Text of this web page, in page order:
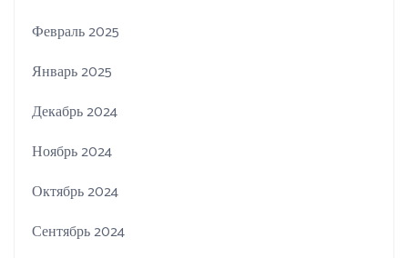
Февраль 2025
Январь 2025
Декабрь 2024
Ноябрь 2024
Октябрь 2024
Сентябрь 2024